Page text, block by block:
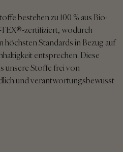
bestehen zu 100 % aus Bio-
zertifiziert, wodurch
höchsten Standards in Bezug auf
entsprechen. Diese
unsere Stoffe frei von
und verantwortungsbewusst